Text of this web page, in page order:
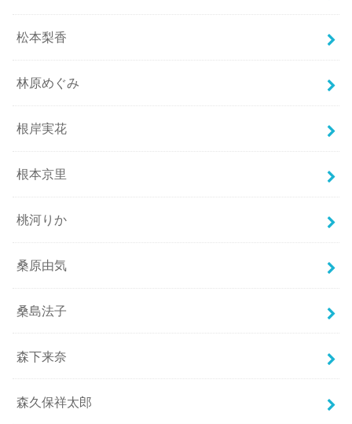
松本梨香
林原めぐみ
根岸実花
根本京里
桃河りか
桑原由気
桑島法子
森下来奈
森久保祥太郎